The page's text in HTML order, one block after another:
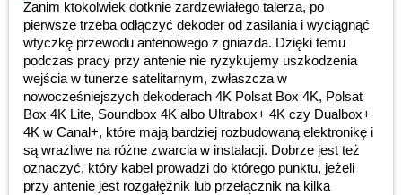
Zanim ktokolwiek dotknie zardzewiałego talerza, po
pierwsze trzeba odłączyć dekoder od zasilania i wyciągnąć
wtyczkę przewodu antenowego z gniazda. Dzięki temu
podczas pracy przy antenie nie ryzykujemy uszkodzenia
wejścia w tunerze satelitarnym, zwłaszcza w
nowocześniejszych dekoderach 4K Polsat Box 4K, Polsat
Box 4K Lite, Soundbox 4K albo Ultrabox+ 4K czy Dualbox+
4K w Canal+, które mają bardziej rozbudowaną elektronikę i
są wrażliwe na różne zwarcia w instalacji. Dobrze jest też
oznaczyć, który kabel prowadzi do którego punktu, jeżeli
przy antenie jest rozgałęźnik lub przełącznik na kilka